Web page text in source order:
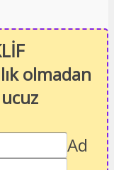
olmadan
Ad